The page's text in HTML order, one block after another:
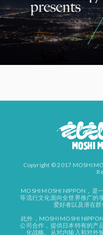
Copyright © 2017 MOSHI
MOSHI MOSHI NIPPON，是
等流行文化面向全世界推广的
爱好者以及潜在群
此外，MOSHI MOSHI
公司合作，提供日本特有的产
化战略。从对内输入和对外